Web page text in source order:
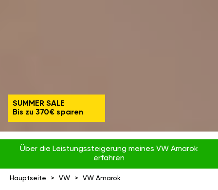
SUMMER SALE
Bis zu 370€ sparen
Über die Leistungssteigerung meines VW Amarok
erfahren
Hauptseite VW VW Amarok